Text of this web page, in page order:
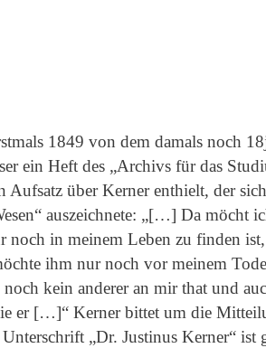
1849 von dem damals noch
ein Heft des „Archivs für das
Aufsatz über Kerner enthielt, der
auszeichnete: „[…] Da möcht
noch in meinem Leben zu finden
ihm nur noch vor meinem
kein anderer an mir that und
er […]“ Kerner bittet um die
„Dr. Justinus Kerner“ ist